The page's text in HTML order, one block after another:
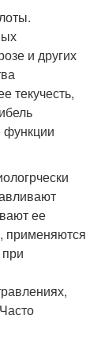
и других
текучесть,
функции
ее
применяются